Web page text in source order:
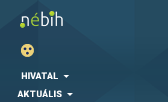
HIVATAL
AKTUÁLIS